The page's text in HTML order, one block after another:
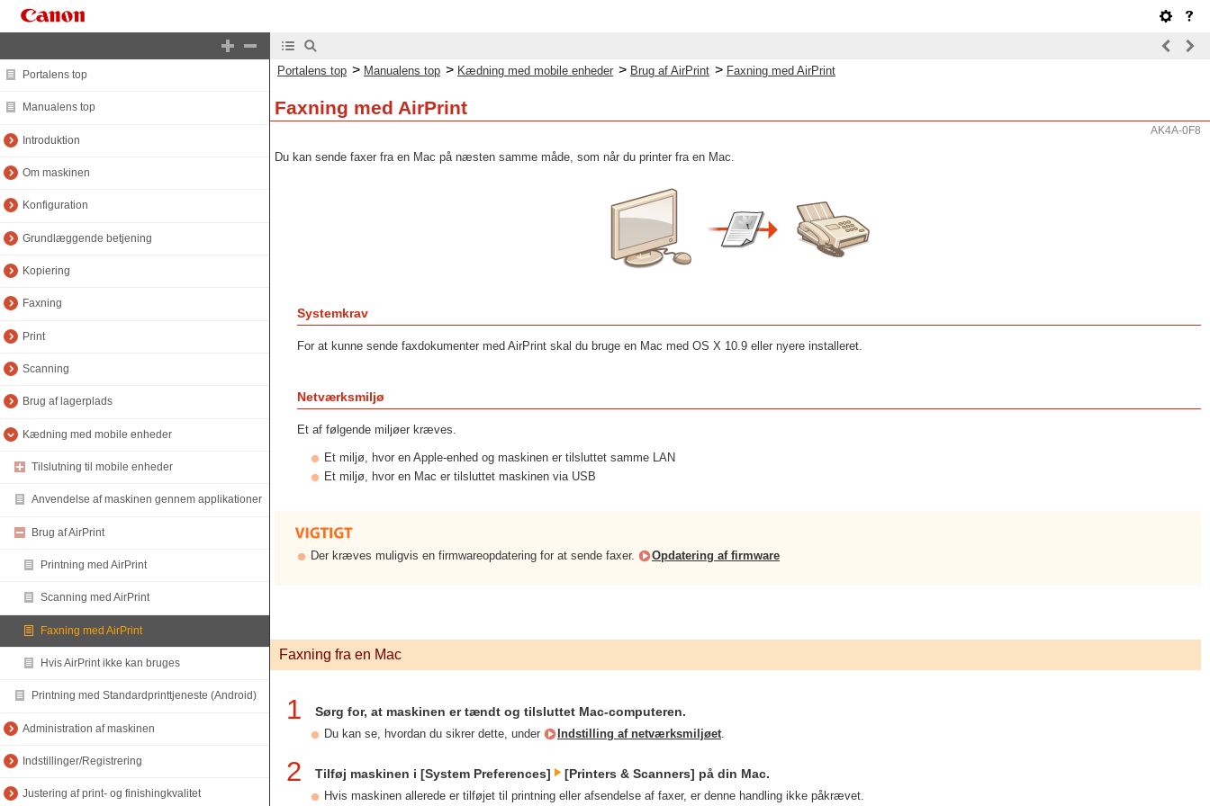
Portalens top
Manualens top
Introduktion
Om maskinen
Konfiguration
Grundlæggende betjening
Kopiering
Faxning
Print
Scanning
Brug af lagerplads
Kædning med mobile enheder
Tilslutning til mobile enheder
Anvendelse af maskinen gennem applikationer
Brug af AirPrint
Printning med AirPrint
Scanning med AirPrint
Faxning med AirPrint
Hvis AirPrint ikke kan bruges
Printning med Standardprinttjeneste (Android)
Administration af maskinen
Indstillinger/Registrering
Justering af print- og finishingkvalitet
Portalens top > Manualens top > Kædning med mobile enheder > Brug af AirPrint > Faxning med AirPrint
Faxning med AirPrint
AK4A-0F8
Du kan sende faxer fra en Mac på næsten samme måde, som når du printer fra en Mac.
Systemkrav
For at kunne sende faxdokumenter med AirPrint skal du bruge en Mac med OS X 10.9 eller nyere installeret.
Netværksmiljø
Et af følgende miljøer kræves.
Et miljø, hvor en Apple-enhed og maskinen er tilsluttet samme LAN
Et miljø, hvor en Mac er tilsluttet maskinen via USB
Der kræves muligvis en firmwareopdatering for at sende faxer. Opdatering af firmware
Faxning fra en Mac
1 Sørg for, at maskinen er tændt og tilsluttet Mac-computeren.
Du kan se, hvordan du sikrer dette, under Indstilling af netværksmiljøet.
2 Tilføj maskinen i [System Preferences] [Printers & Scanners] på din Mac.
Hvis maskinen allerede er tilføjet til printning eller afsendelse af faxer, er denne handling ikke påkrævet.